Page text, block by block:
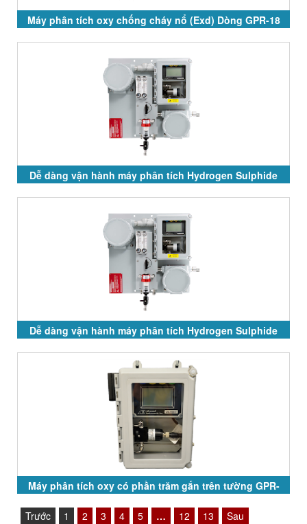
Máy phân tích oxy chống cháy nổ (Exd) Dòng GPR-18
và GPR-28 Series
Dễ dàng vận hành máy phân tích Hydrogen Sulphide
GPR-7500 và GPR-7100
Dễ dàng vận hành máy phân tích Hydrogen Sulphide
GPR-7500 và GPR-7100
Máy phân tích oxy có phần trăm gắn trên tường GPR-
2500 Series
Trước
1 2 3 4 5 … 12 13 Sau